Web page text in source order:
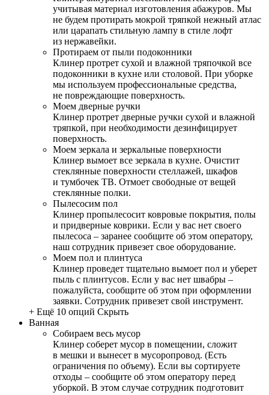
учитывая материал изготовления абажуров. Мы
не будем протирать мокрой тряпкой нежный атлас
или царапать стильную лампу в стиле лофт
из нержавейки.
Протираем от пыли подоконники
Клинер протрет сухой и влажной тряпочкой все
подоконники в кухне или столовой. При уборке
мы используем профессиональные средства,
не повреждающие поверхность.
Моем дверные ручки
Клинер протрет дверные ручки сухой и влажной
тряпкой, при необходимости дезинфицирует
поверхность.
Моем зеркала и зеркальные поверхности
Клинер вымоет все зеркала в кухне. Очистит
стеклянные поверхности стеллажей, шкафов
и тумбочек ТВ. Отмоет свободные от вещей
стеклянные полки.
Пылесосим пол
Клинер пропылесосит ковровые покрытия, полы
и придверные коврики. Если у вас нет своего
пылесоса – заранее сообщите об этом оператору,
наш сотрудник привезет свое оборудование.
Моем пол и плинтуса
Клинер проведет тщательно вымоет пол и уберет
пыль с плинтусов. Если у вас нет швабры –
пожалуйста, сообщите об этом при оформлении
заявки. Сотрудник привезет свой инструмент.
+ Ещё 10 опций Скрыть
Ванная
Собираем весь мусор
Клинер соберет мусор в помещении, сложит
в мешки и вынесет в мусоропровод. (Есть
ограничения по объему). Если вы сортируете
отходы – сообщите об этом оператору перед
уборкой. В этом случае сотрудник подготовит